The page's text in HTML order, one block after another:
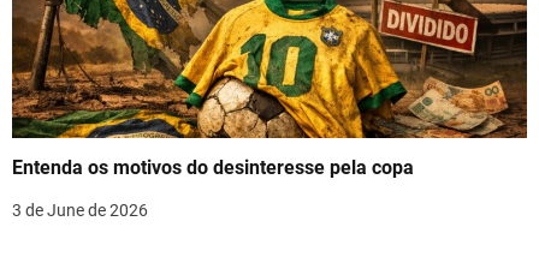
Entenda os motivos do desinteresse pela copa
3 de June de 2026